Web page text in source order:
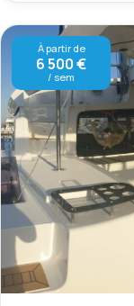
À partir de
6 500 €
/ sem